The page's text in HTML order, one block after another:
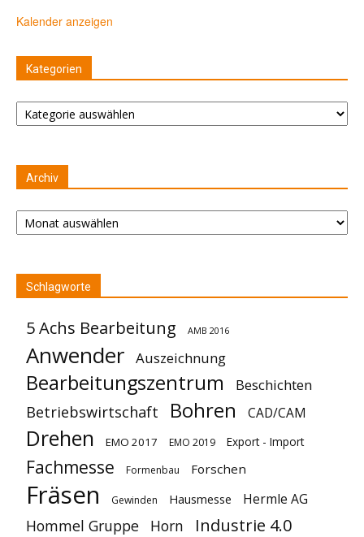
Kalender anzeigen
Kategorien
Kategorien
Archiv
Archiv
Schlagworte
5 Achs Bearbeitung AMB 2016
Anwender Auszeichnung
Bearbeitungszentrum Beschichten
Betriebswirtschaft Bohren CAD/CAM
Drehen EMO 2017 EMO 2019 Export - Import
Fachmesse Formenbau Forschen
Fräsen Gewinden Hausmesse Hermle AG
Hommel Gruppe Horn Industrie 4.0